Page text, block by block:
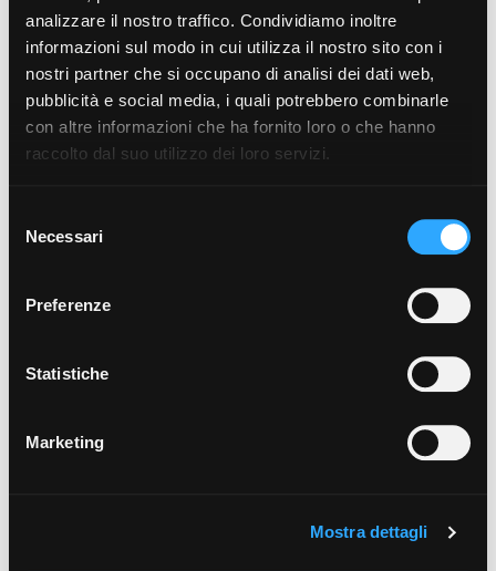
analizzare il nostro traffico. Condividiamo inoltre
informazioni sul modo in cui utilizza il nostro sito con i
nostri partner che si occupano di analisi dei dati web,
pubblicità e social media, i quali potrebbero combinarle
con altre informazioni che ha fornito loro o che hanno
raccolto dal suo utilizzo dei loro servizi.
delNecessari
Preferenze
Statistiche
Marketing
Mostra dettagli
€ 4.000.000
Villa storica in Vendita a Gioia del Colle (BA)
MLS CBI094-169-64043
MLSCBI134-2230-121